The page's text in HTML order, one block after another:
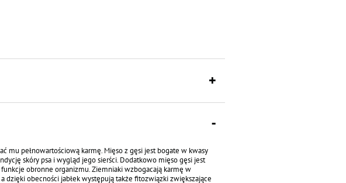
mu pełnowartościową karmę. Mięso z gęsi jest bogate w kwasy
skóry psa i wygląd jego sierści. Dodatkowo mięso gęsi jest
obronne organizmu. Ziemniaki wzbogacają karmę w
dzięki obecności jabłek występują także fitozwiązki zwiększające